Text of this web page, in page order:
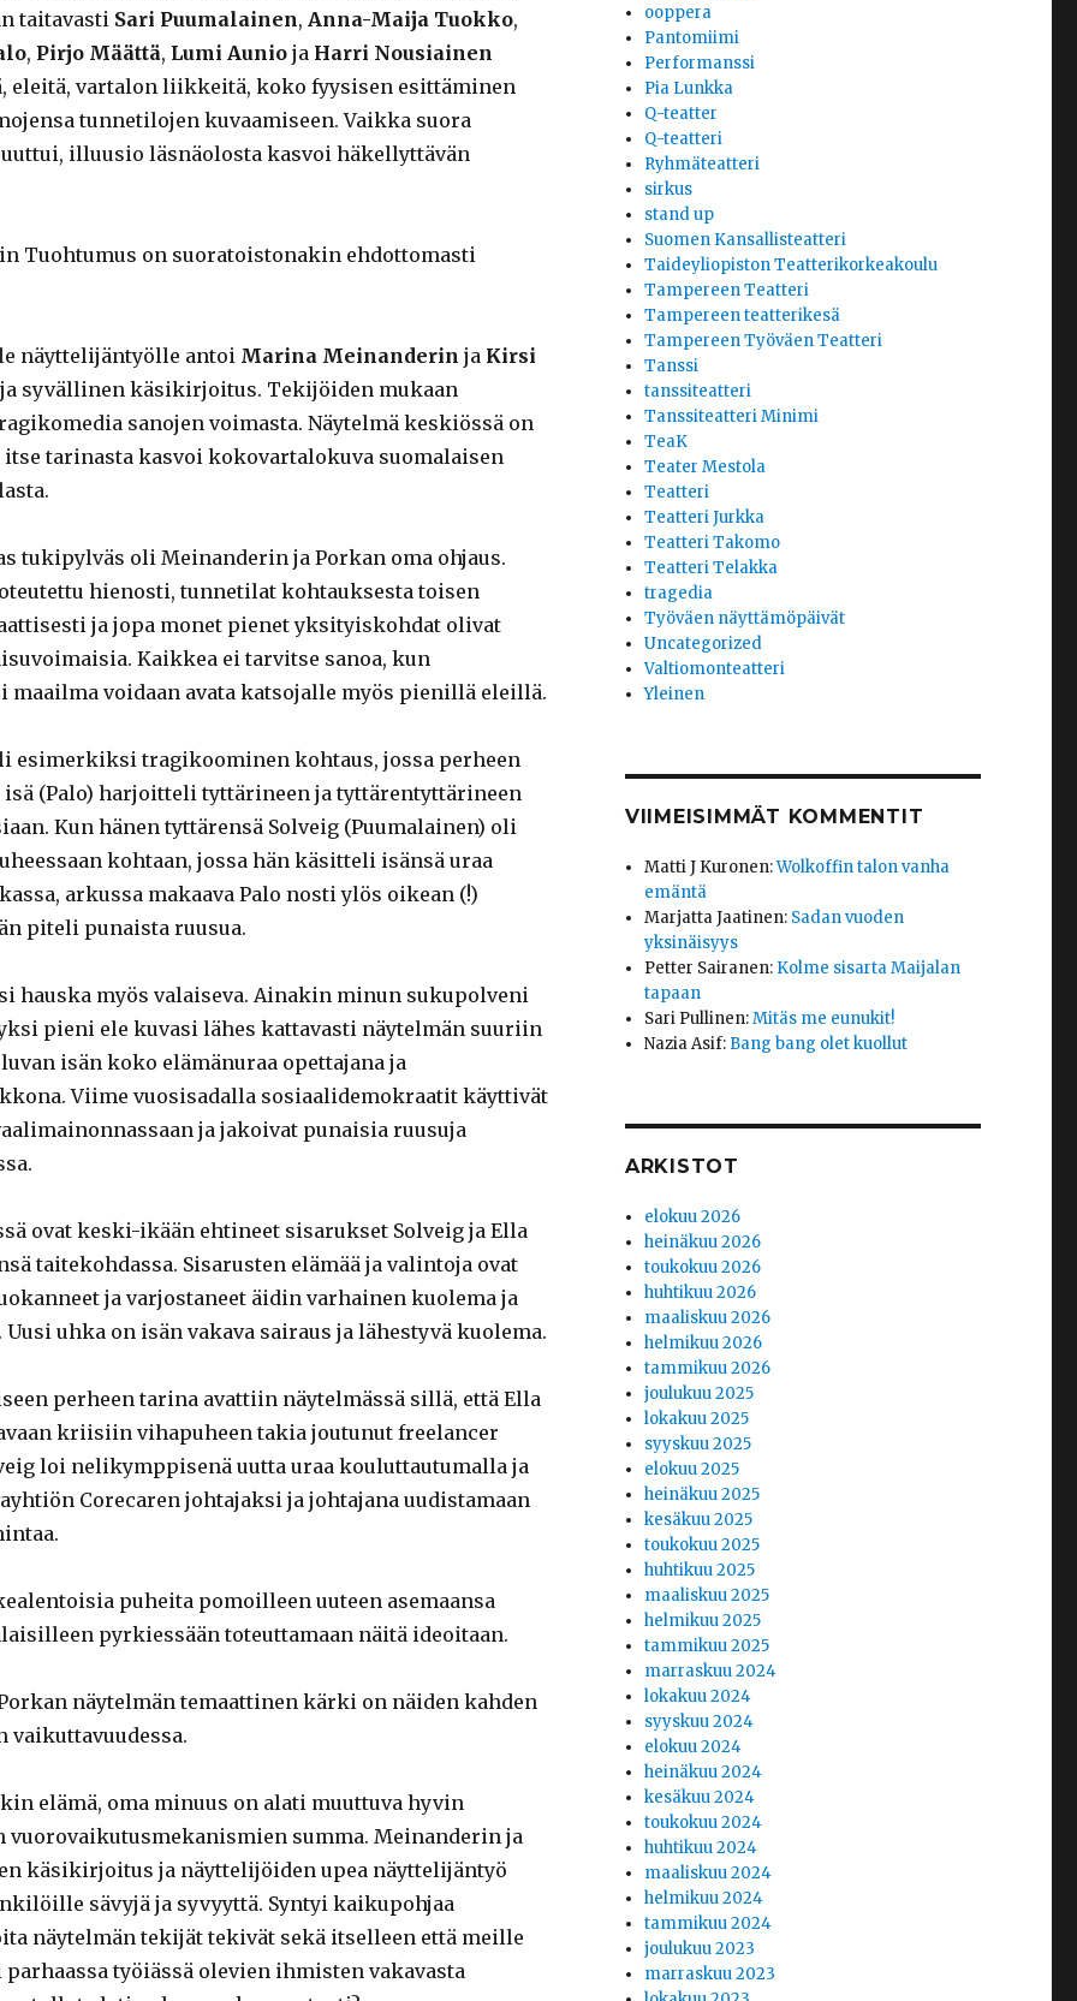
taitavasti Sari Puumalainen, Anna-Maija Tuokko,
, Pirjo Määttä, Lumi Aunioja Harri Nousiainen
eleitä, vartalon liikkeitä, koko fyysisen esittäminen
tunnetilojen kuvaamiseen. Vaikka suora
illuusio läsnäolosta kasvoi häkellyttävän
Tuohtumus on suoratoistonakin ehdottomasti
näyttelijäntyölle antoi Marina Meinanderin ja Kirsi
syvällinen käsikirjoitus. Tekijöiden mukaan
sanojen voimasta. Näytelmä keskiössä on
tarinasta kasvoi kokovartalokuva suomalaisen
tukipylväs oli Meinanderin ja Porkan oma ohjaus.
hienosti, tunnetilat kohtauksesta toisen
ja jopa monet pienet yksityiskohdat olivat
Kaikkea ei tarvitse sanoa, kun
maailma voidaan avata katsojalle myös pienillä eleillä.
esimerkiksi tragikoominen kohtaus, jossa perheen
isä (Palo) harjoitteli tyttärineen ja tyttärentyttärineen
Kun hänen tyttärensä Solveig (Puumalainen) oli
kohtaan, jossa hän käsitteli isänsä uraa
arkussa makaava Palo nosti ylös oikean (!)
piteli punaista ruusua.
hauska myös valaiseva. Ainakin minun sukupolveni
pieni ele kuvasi lähes kattavasti näytelmän suuriin
isän koko elämänuraa opettajana ja
Viime vuosisadalla sosiaalidemokraatit käyttivät
ja jakoivat punaisia ruusuja
ovat keski-ikään ehtineet sisarukset Solveig ja Ella
taitekohdassa. Sisarusten elämää ja valintoja ovat
ja varjostaneet äidin varhainen kuolema ja
uhka on isän vakava sairaus ja lähestyvä kuolema.
perheen tarina avattiin näytelmässä sillä, että Ella
kriisiin vihapuheen takia joutunut freelancer
loi nelikymppisenä uutta uraa kouluttautumalla ja
Corecaren johtajaksi ja johtajana uudistamaan
puheita pomoilleen uuteen asemaansa
pyrkiessään toteuttamaan näitä ideoitaan.
näytelmän temaattinen kärki on näiden kahden
vaikuttavuudessa.
elämä, oma minuus on alati muuttuva hyvin
vuorovaikutusmekanismien summa. Meinanderin ja
käsikirjoitus ja näyttelijöiden upea näyttelijäntyö
sävyjä ja syvyyttä. Syntyi kaikupohjaa
näytelmän tekijät tekivät sekä itselleen että meille
työiässä olevien ihmisten vakavasta
ooppera
Pantomiimi
Performanssi
Pia Lunkka
Q-teatter
Q-teatteri
Ryhmäteatteri
sirkus
stand up
Suomen Kansallisteatteri
Taideyliopiston Teatterikorkeakoulu
Tampereen Teatteri
Tampereen teatterikesä
Tampereen Työväen Teatteri
Tanssi
tanssiteatteri
Tanssiteatteri Minimi
TeaK
Teater Mestola
Teatteri
Teatteri Jurkka
Teatteri Takomo
Teatteri Telakka
tragedia
Työväen näyttämöpäivät
Uncategorized
Valtiomonteatteri
Yleinen
VIIMEISIMMÄT KOMMENTIT
Matti J Kuronen:Wolkoffin talon vanha
emäntä
Marjatta Jaatinen: Sadan vuoden
yksinäisyys
Petter Sairanen: Kolme sisarta Maijalan
tapaan
Sari Pullinen:Mitäs me eunukit!
Nazia Asif: Bang bang olet kuollut
ARKISTOT
elokuu 2026
heinäkuu 2026
toukokuu 2026
huhtikuu 2026
maaliskuu 2026
helmikuu 2026
tammikuu 2026
joulukuu 2025
lokakuu 2025
syyskuu 2025
elokuu 2025
heinäkuu 2025
kesäkuu 2025
toukokuu 2025
huhtikuu 2025
maaliskuu 2025
helmikuu 2025
tammikuu 2025
marraskuu 2024
lokakuu 2024
syyskuu 2024
elokuu 2024
heinäkuu 2024
kesäkuu 2024
toukokuu 2024
huhtikuu 2024
maaliskuu 2024
helmikuu 2024
tammikuu 2024
joulukuu 2023
marraskuu 2023